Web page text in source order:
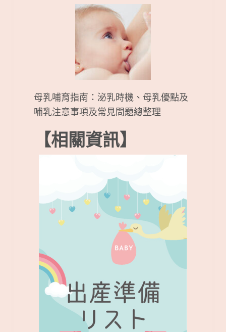
母乳哺育指南：泌乳時機、母乳優點及
哺乳注意事項及常見問題總整理
【相關資訊】